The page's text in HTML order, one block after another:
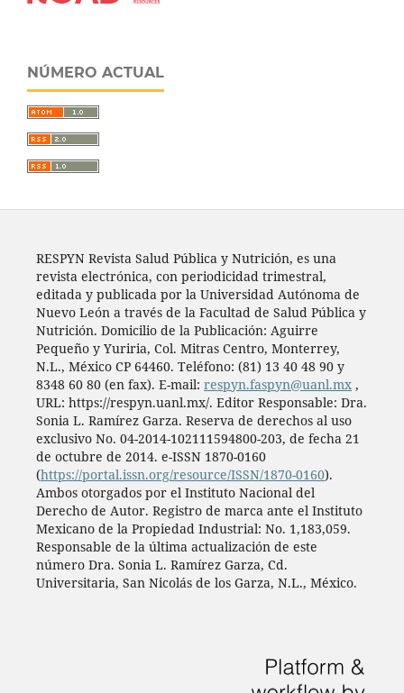
NÚMERO ACTUAL
RESPYN Revista Salud Pública y Nutrición, es una
revista electrónica, con periodicidad trimestral,
editada y publicada por la Universidad Autónoma de
Nuevo León a través de la Facultad de Salud Pública y
Nutrición. Domicilio de la Publicación: Aguirre
Pequeño y Yuriria, Col. Mitras Centro, Monterrey,
N.L., México CP 64460. Teléfono: (81) 13 40 48 90 y
8348 60 80 (en fax). E-mail: respyn.faspyn@uanl.mx,
URL: https://respyn.uanl.mx/. Editor Responsable: Dra.
Sonia L. Ramírez Garza. Reserva de derechos al uso
exclusivo No. 04-2014-102111594800-203, de fecha 21
de octubre de 2014. e-ISSN 1870-0160
(https://portal.issn.org/resource/ISSN/1870-0160).
Ambos otorgados por el Instituto Nacional del
Derecho de Autor. Registro de marca ante el Instituto
Mexicano de la Propiedad Industrial: No. 1,183,059.
Responsable de la última actualización de este
número Dra. Sonia L. Ramírez Garza, Cd.
Universitaria, San Nicolás de los Garza, N.L., México.